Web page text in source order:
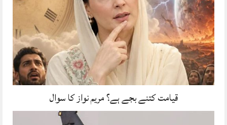
قیامت کتنے بجے ہے؟ مریم نواز کا سوال